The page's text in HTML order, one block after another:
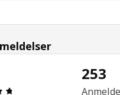
Produktomtale: 4.7 ingen
253